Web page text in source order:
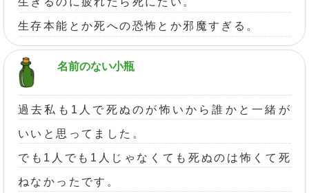
生存本能とか死への恐怖とか邪魔すぎる。
名前のない小瓶
過去私も1人で死ぬのが怖いから誰かと一緒が
いいと思ってました。
でも1人でも1人じゃなくても死ぬのは怖くて死
ねなかったです。